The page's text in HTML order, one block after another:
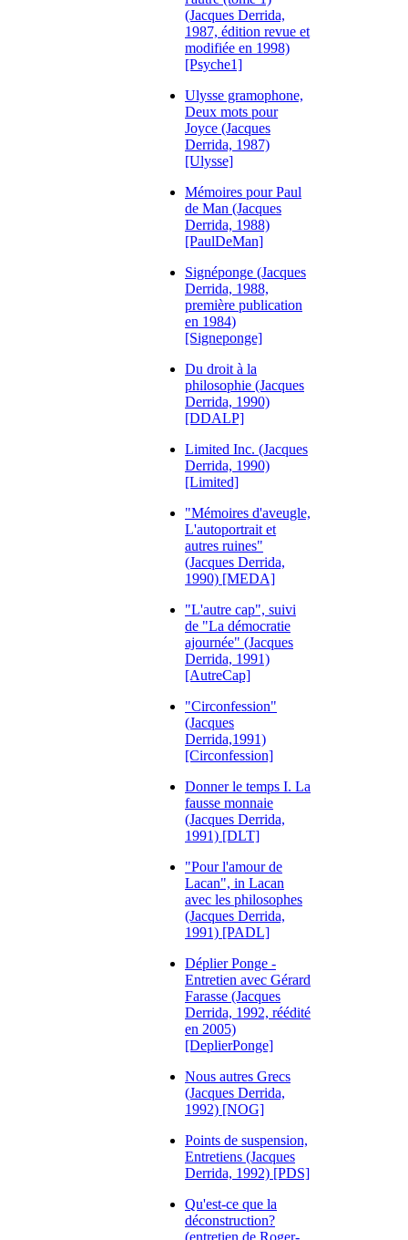
(Jacques Derrida,
1987, édition revue et
modifiée en 1998)
[Psyche1]
Ulysse gramophone,
Deux mots pour
Joyce (Jacques
Derrida, 1987)
[Ulysse]
Mémoires pour Paul
de Man (Jacques
Derrida, 1988)
[PaulDeMan]
Signéponge (Jacques
Derrida, 1988,
première publication
en 1984)
[Signeponge]
Du droit à la
philosophie (Jacques
Derrida, 1990)
[DDALP]
Limited Inc. (Jacques
Derrida, 1990)
[Limited]
"Mémoires d'aveugle,
L'autoportrait et
autres ruines"
(Jacques Derrida,
1990) [MEDA]
"L'autre cap", suivi
de "La démocratie
ajournée" (Jacques
Derrida, 1991)
[AutreCap]
"Circonfession"
(Jacques
Derrida,1991)
[Circonfession]
Donner le temps I. La
fausse monnaie
(Jacques Derrida,
1991) [DLT]
"Pour l'amour de
Lacan", in Lacan
avec les philosophes
(Jacques Derrida,
1991) [PADL]
Déplier Ponge -
Entretien avec Gérard
Farasse (Jacques
Derrida, 1992, réédité
en 2005)
[DeplierPonge]
Nous autres Grecs
(Jacques Derrida,
1992) [NOG]
Points de suspension,
Entretiens (Jacques
Derrida, 1992) [PDS]
Qu'est-ce que la
déconstruction?
(entretien de Roger-